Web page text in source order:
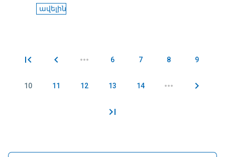
ավելին
Էջեր 6 7 8 9
10 11 12 13 14